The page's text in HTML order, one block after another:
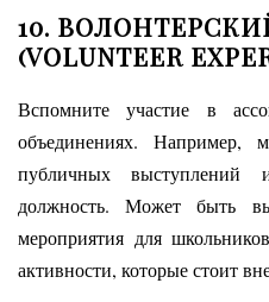
10.
(VOLUNTEER
Вспомните участие в
объединениях.
публичных
должность. Может быть
мероприятия для
активности, которые стоит